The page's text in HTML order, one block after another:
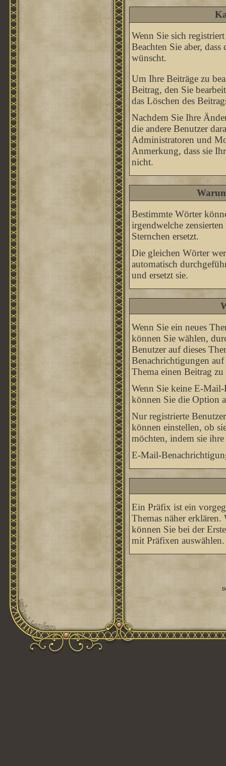
Wenn Sie sich
Beachten Sie aber,
wünscht.
Um Ihre Beiträge zu
Beitrag, den Sie
das Löschen des
Nachdem Sie Ihre
die andere Benutzer
Administratoren und
Anmerkung, dass sie
nicht.
Bestimmte Wörter
irgendwelche
Sternchen ersetzt.
Die gleichen Wörter
automatisch
und ersetzt sie.
Wenn Sie ein neues
können Sie wählen,
Benutzer auf dieses
Benachrichtigungen
Thema einen Beitrag
Wenn Sie keine E-
können Sie die Option
Nur registrierte
können einstellen, ob
möchten, indem sie ihre
E-Mail-
Ein Präfix ist ein
Themas näher
können Sie bei der
mit Präfixen auswählen.